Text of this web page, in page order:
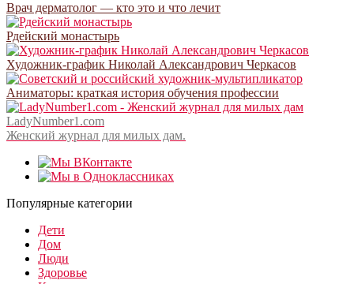
Врач дерматолог — кто это и что лечит
Рдейский монастырь
Художник-график Николай Александрович Черкасов
Аниматоры: краткая история обучения профессии
LadyNumber1.com
Женский журнал для милых дам.
Популярные категории
Дети
Дом
Люди
Здоровье